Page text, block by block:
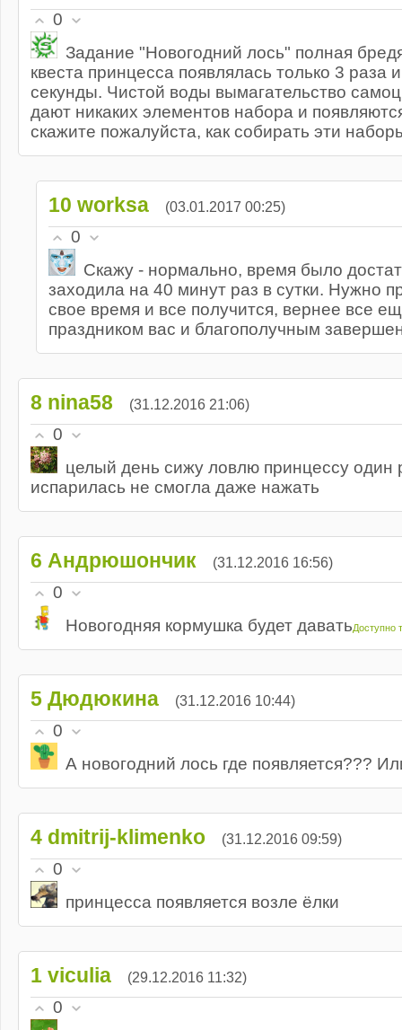
0
Задание "Новогодний лось" полная
квеста принцесса появлялась только 3 раза
секунды. Чистой воды вымагательство
дают никаких элементов набора и
скажите пожалуйста, как собирать эти
10 worksa (03.01.2017 00:25)
0
Скажу - нормально, время было
заходила на 40 минут раз в сутки. Нужно
свое время и все получится, вернее все
праздником вас и благополучным
8 nina58 (31.12.2016 21:06)
0
целый день сижу ловлю принцессу один
испарилась не смогла даже нажать
6 Андрюшончик (31.12.2016 16:56)
0
Новогодняя кормушка будет даватьДоступно
5 Дюдюкина (31.12.2016 10:44)
0
А новогодний лось где появляется???
4 dmitrij-klimenko (31.12.2016 09:59)
0
принцесса появляется возле ёлки
1 viculia (29.12.2016 11:32)
0